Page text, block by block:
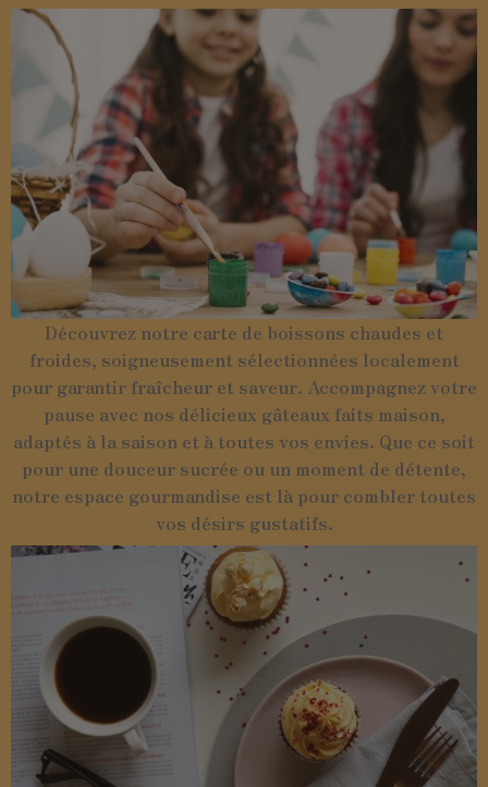
Découvrez notre carte de boissons chaudes et
froides, soigneusement sélectionnées localement
pour garantir fraîcheur et saveur. Accompagnez votre
pause avec nos délicieux gâteaux faits maison,
adaptés à la saison et à toutes vos envies. Que ce soit
pour une douceur sucrée ou un moment de détente,
notre espace gourmandise est là pour combler toutes
vos désirs gustatifs.